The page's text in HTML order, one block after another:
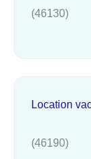
(46130)
Location
(46190)